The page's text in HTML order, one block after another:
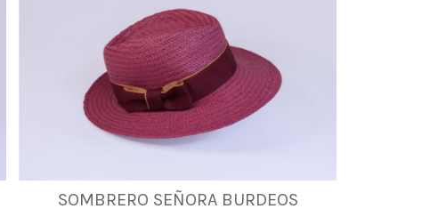
SOMBRERO SEÑORA BURDEOS
UNICA